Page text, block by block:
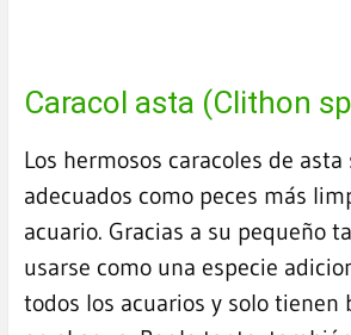
Caracol asta (Clithon
Los hermosos caracoles de
adecuados como peces más
acuario. Gracias a su pequeño
usarse como una especie
todos los acuarios y solo tienen